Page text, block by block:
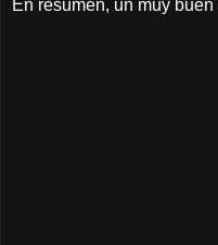
En resumen, un muy